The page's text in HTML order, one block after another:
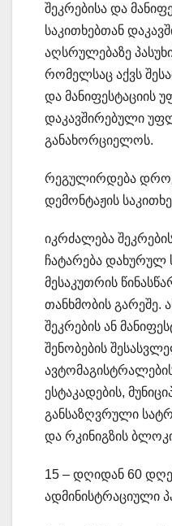
შეკრებისა და
საკითხებთან
აღსრულებაზე
რომელსაც აქვს
და მანიფესტაციის
დაკავშირებული
განახორციელოს.
რეგულირდება
დემონტაჟის
იკრძალება
ჩატარება დახურულ
მესაკუთრის
თანხმობის გარეშე.
შეკრების ან
შენობების
ესტაკადების,
განსაზღვრული
და რკინიგზის
15 – დღიდან 60
ადმინისტრაციული